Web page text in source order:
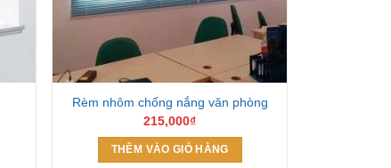
Rèm nhôm chống nắng văn phòng
215,000₫
THÊM VÀO GIỎ HÀNG